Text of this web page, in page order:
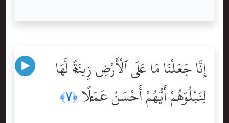
إِنَّا جَعَلْنَا مَا عَلَى ٱلْأَرْضِ زِينَةًۭ لَّهَا
لِنَبْلُوَهُمْ أَيُّهُمْ أَحْسَنُ عَمَلًۭا ﴿٧﴾